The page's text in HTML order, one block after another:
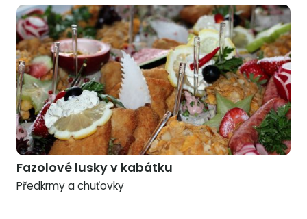
Fazolové lusky v kabátku
Předkrmy a chuťovky